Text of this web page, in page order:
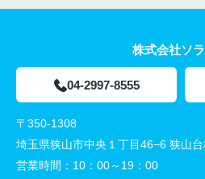
株式会社ソ
04-2997-8555
〒350-1308
埼玉県狭山市中央１丁目46−6 狭山
営業時間： 10：00～19：00